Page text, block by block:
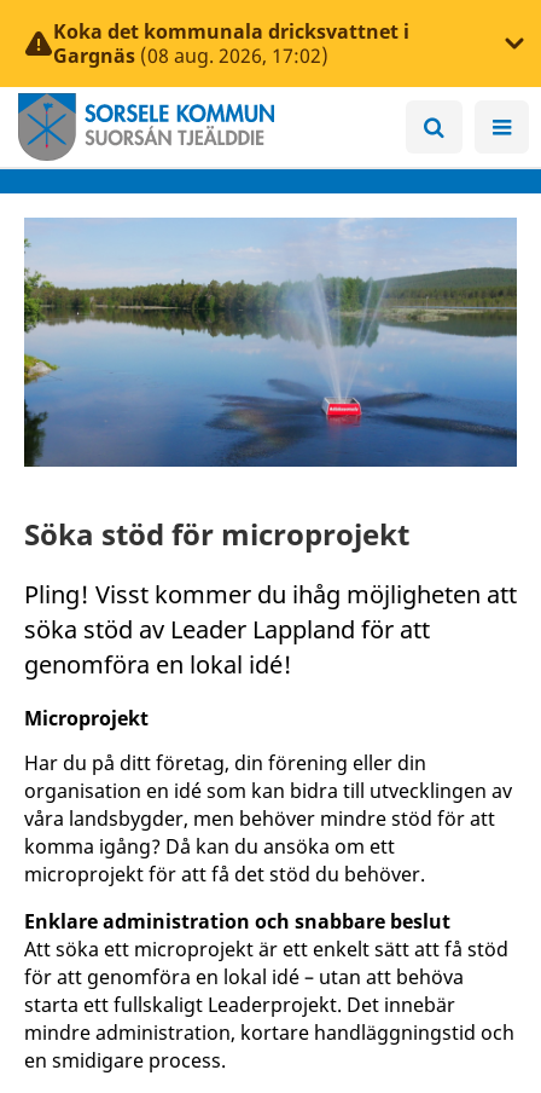
Koka det kommunala dricksvattnet i
Gargnäs (08 aug. 2026, 17:02)
Söka stöd för microprojekt
Pling! Visst kommer du ihåg möjligheten att
söka stöd av Leader Lappland för att
genomföra en lokal idé!
Microprojekt
Har du på ditt företag, din förening eller din
organisation en idé som kan bidra till utvecklingen av
våra landsbygder, men behöver mindre stöd för att
komma igång? Då kan du ansöka om ett
microprojekt för att få det stöd du behöver.
Enklare administration och snabbare beslut
Att söka ett microprojekt är ett enkelt sätt att få stöd
för att genomföra en lokal idé – utan att behöva
starta ett fullskaligt Leaderprojekt. Det innebär
mindre administration, kortare handläggningstid och
en smidigare process.